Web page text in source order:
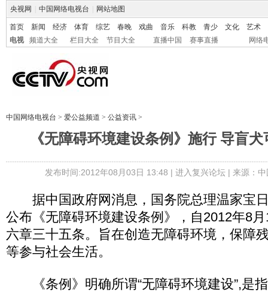
央视网 中国网络电视台 网站地图
首页 新闻 经济 体育 综艺 春晚 戏曲 音乐 科教 青少 文化
艺术
电视
频道大全 栏目大全 节目大全 直播中国 赛事直播 网络
中国网络电视台 > 爱公益频道 > 公益资讯 >
《无障碍环境建设条例》施行 导盲
发布时间:2012年08月03日 13:48 | 进入复兴论坛| 来源：
据中国政府网消息，国务院总理温家宝
公布《无障碍环境建设条例》，自2012年8
六章三十五条。旨在创造无障碍环境，保障
等参与社会生活。
《条例》明确所谓“无障碍环境建设”,是